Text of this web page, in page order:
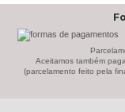
Bem Estar
Bem Estar
Aceitamos também
(parcelamento feito pela